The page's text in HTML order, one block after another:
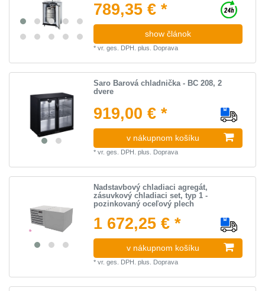
789,35 € *
show článok
*vr. ges. DPH. plus. Doprava
Saro Barová chladnička - BC 208, 2
dvere
919,00 € *
v nákupnom košíku
*vr. ges. DPH. plus. Doprava
Nadstavbový chladiaci agregát,
zásuvkový chladiaci set, typ 1 -
pozinkovaný oceľový plech
1 672,25 € *
v nákupnom košíku
*vr. ges. DPH. plus. Doprava